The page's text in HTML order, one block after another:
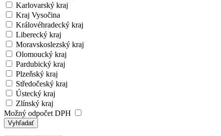
Karlovarský kraj
Kraj Vysočina
Královéhradecký kraj
Liberecký kraj
Moravskoslezský kraj
Olomoucký kraj
Pardubický kraj
Plzeňský kraj
Středočeský kraj
Ústecký kraj
Zlínský kraj
Možný odpočet DPH
Vyhľadať